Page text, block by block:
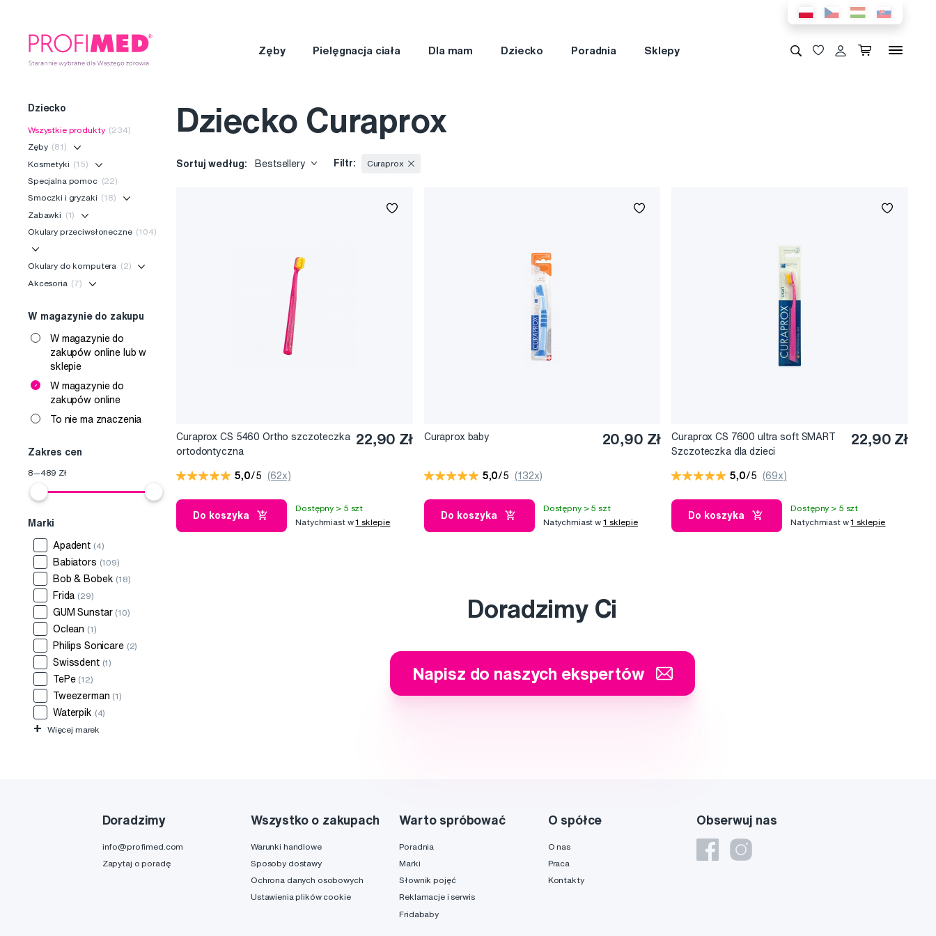
Zęby Pielęgnacja ciała Dla mam Dziecko Poradnia Sklepy
Dziecko
Wszystkie produkty (234)
Zęby (81)
Kosmetyki (15)
Specjalna pomoc (22)
Smoczki i gryzaki (18)
Zabawki (1)
Okulary przeciwsłoneczne (104)
Okulary do komputera (2)
Akcesoria (7)
W magazynie do zakupu
W magazynie do
zakupów online lub w
sklepie
W magazynie do
zakupów online
To nie ma znaczenia
Zakres cen
8—489 Zł
Marki
Apadent (4)
Babiators (109)
Bob & Bobek (18)
Frida (29)
GUM Sunstar (10)
Oclean (1)
Philips Sonicare (2)
Swissdent (1)
TePe (12)
Tweezerman (1)
Waterpik (4)
+ Więcej marek
Dziecko Curaprox
Sortuj według: Bestsellery Filtr: Curaprox
Curaprox CS 5460 Ortho szczoteczka
ortodontyczna
22,90 Zł
5,0/5 (62x)
Do koszyka
Dostępny > 5 szt
Natychmiast w1 sklepie
Curaprox baby 20,90 Zł
5,0/5 (132x)
Do koszyka
Dostępny > 5 szt
Natychmiast w 1 sklepie
Curaprox CS 7600 ultra soft SMART
Szczoteczka dla dzieci
22,90 Zł
5,0/5 (69x)
Do koszyka
Dostępny > 5 szt
Natychmiast w1 sklepie
Doradzimy Ci
Napisz do naszych ekspertów
Obserwuj nas
Doradzimy
info@profimed.com
Zapytaj o poradę
Wszystko o zakupach
Warunki handlowe
Sposoby dostawy
Ochrona danych osobowych
Ustawienia plików cookie
Warto spróbować
Poradnia
Marki
Słownik pojęć
Reklamacje i serwis
Fridababy
O spółce
O nas
Praca
Kontakty